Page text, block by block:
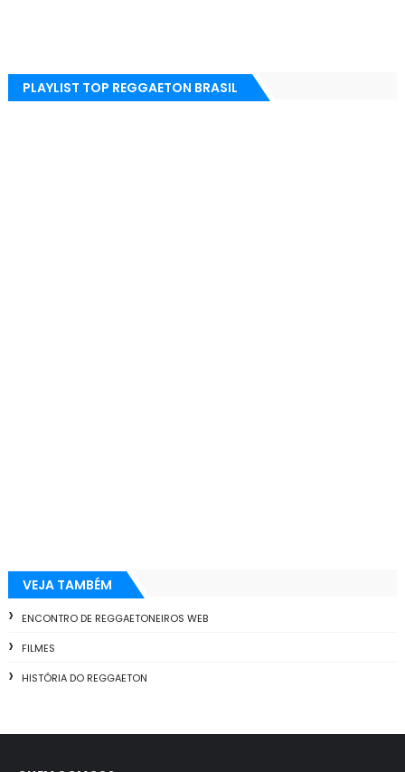
PLAYLIST TOP REGGAETON BRASIL
VEJA TAMBÉM
ENCONTRO DE REGGAETONEIROS WEB
FILMES
HISTÓRIA DO REGGAETON